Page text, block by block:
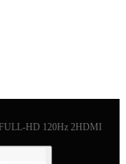
HD 120Hz 2HDMI